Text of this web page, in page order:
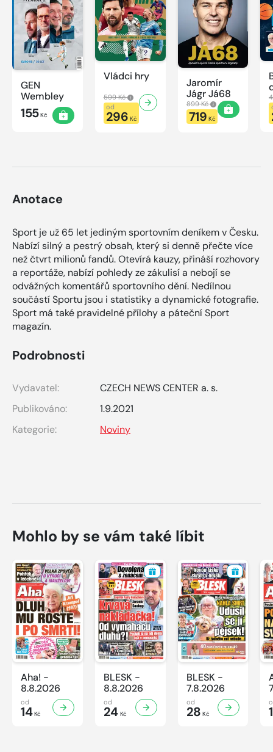
GEN
Wembley
155Kč
Vládci hry
599 Kč
od
296 Kč
Jaromír
Jágr Já68
899 Kč
719 Kč
Anotace
Sport je už 65 let jediným sportovním deníkem v Česku.
Nabízí silný a pestrý obsah, který si denně přečte více
než čtvrt milionů fandů. Otevírá kauzy, přináší rozhovory
a reportáže, nabízí pohledy ze zákulisí a nebojí se
odvážných komentářů sportovního dění. Nedílnou
součástí Sportu jsou i statistiky a dynamické fotografie.
Sport má také pravidelné přílohy a páteční Sport
magazín.
Podrobnosti
Vydavatel:
CZECH NEWS CENTER a. s.
Publikováno:
1.9.2021
Kategorie:
Noviny
Mohlo by se vám také líbit
Aha! -
8.8.2026
od
14Kč
BLESK -
8.8.2026
od
24Kč
BLESK -
7.8.2026
od
28 Kč